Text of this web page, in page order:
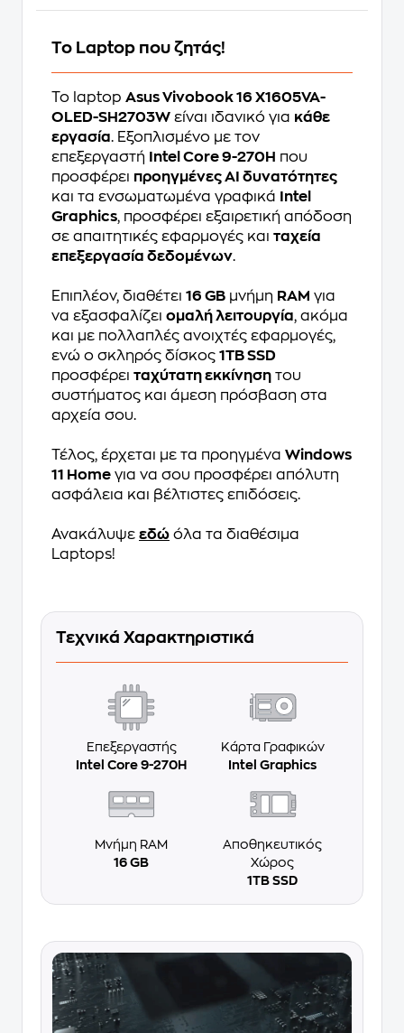
Το Laptop που ζητάς!
Το laptop Asus Vivobook 16 X1605VA-
OLED-SH2703W είναι ιδανικό για κάθε
εργασία. Εξοπλισμένο με τον
επεξεργαστή
Intel Core 9-270H που
προσφέρει προηγμένες AI δυνατότητες
και τα ενσωματωμένα γραφικά
Intel
Graphics, προσφέρει εξαιρετική απόδοση
σε απαιτητικές εφαρμογές και ταχεία
επεξεργασία δεδομένων.
Επιπλέον, διαθέτει 16 GB μνήμη RAM για
να εξασφαλίζει ομαλή λειτουργία, ακόμα
και με πολλαπλές ανοιχτές εφαρμογές,
ενώ ο σκληρός δίσκος 1TB SSD
προσφέρει ταχύτατη εκκίνηση του
συστήματος και άμεση πρόσβαση στα
αρχεία σου.
Τέλος, έρχεται με τα προηγμένα Windows
11 Home για να σου προσφέρει απόλυτη
ασφάλεια και βέλτιστες επιδόσεις.
Ανακάλυψε εδώ όλα τα διαθέσιμα
Laptops!
Τεχνικά Χαρακτηριστικά
Επεξεργαστής
Intel Core 9-270H
Κάρτα Γραφικών
Intel Graphics
Μνήμη RAM
16 GB
Αποθηκευτικός
Χώρος
1TB SSD